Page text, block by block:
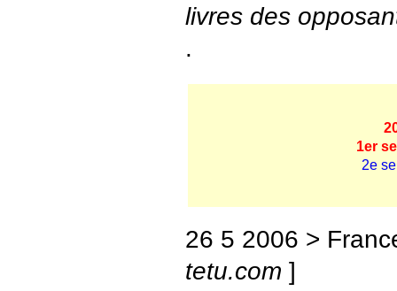
livres des
.
1er
2e
26 5 2006 >
tetu.com ]